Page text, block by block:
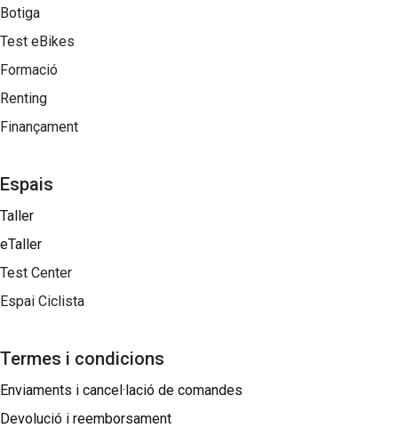
Botiga
Test eBikes
Formació
Renting
Finançament
Espais
Taller
eTaller
Test Center
Espai Ciclista
Termes i condicions
Enviaments i cancel·lació de comandes
Devolució i reemborsament